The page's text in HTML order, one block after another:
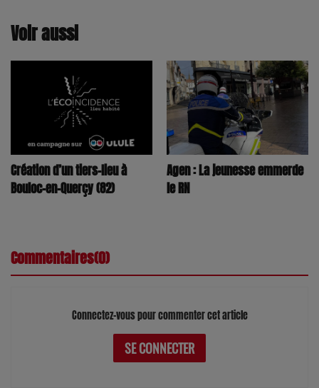
Voir aussi
Création d’un tiers-lieu à
Bouloc-en-Querçy (82)
Agen : La jeunesse emmerde
le RN
Commentaires(0)
Connectez-vous pour commenter cet article
SE CONNECTER